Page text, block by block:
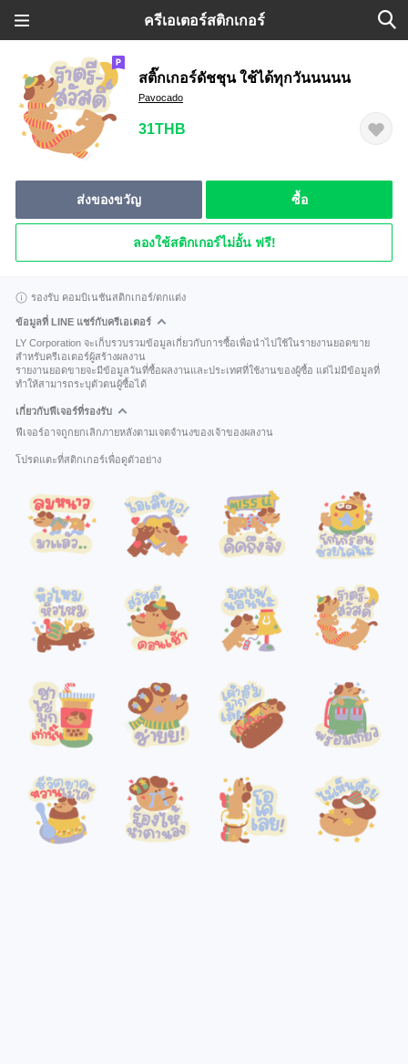
ครีเอเตอร์สติกเกอร์
สติ๊กเกอร์ดัชชุน ใช้ได้ทุกวันนนนน
Pavocado
31THB
ส่งของขวัญ ซื้อ
ลองใช้สติกเกอร์ไม่อั้น ฟรี!
รองรับ คอมบิเนชันสติกเกอร์/ตกแต่ง
ข้อมูลที่ LINE แชร์กับครีเอเตอร์
LY Corporation จะเก็บรวบรวมข้อมูลเกี่ยวกับการซื้อเพื่อนำไปใช้ในรายงานยอดขาย
สำหรับครีเอเตอร์ผู้สร้างผลงาน
รายงานยอดขายจะมีข้อมูลวันที่ซื้อผลงานและประเทศที่ใช้งานของผู้ซื้อ แต่ไม่มีข้อมูลที่
ทำให้สามารถระบุตัวตนผู้ซื้อได้
เกี่ยวกับฟีเจอร์ที่รองรับ
ฟีเจอร์อาจถูกยกเลิกภายหลังตามเจตจำนงของเจ้าของผลงาน
โปรดแตะที่สติกเกอร์เพื่อดูตัวอย่าง